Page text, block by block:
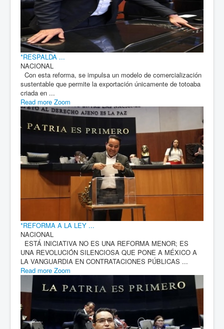
*RESPALDA ...
NACIONAL
Con esta reforma, se impulsa un modelo de comercialización
sustentable que permite la exportación únicamente de totoaba
criada en ...
Read more Zoom
*REFORMA A LA LEY ...
NACIONAL
ESTÁ INICIATIVA NO ES UNA REFORMA MENOR; ES
UNA REVOLUCIÓN SILENCIOSA QUE PONE A MÉXICO A
LA VANGUARDIA EN CONTRATACIONES PÚBLICAS ...
Read more Zoom